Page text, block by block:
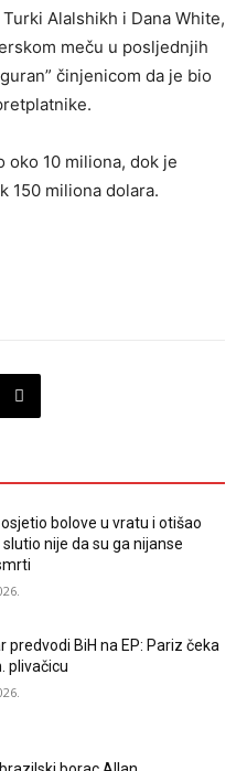
Alalshikh i Dana White,
meču u posljednjih
činjenicom da je bio
oko 10 miliona, dok je
150 miliona dolara.
osjetio bolove u vratu i otišao
nije da su ga nijanse
predvodi BiH na EP: Pariz čeka
plivačicu